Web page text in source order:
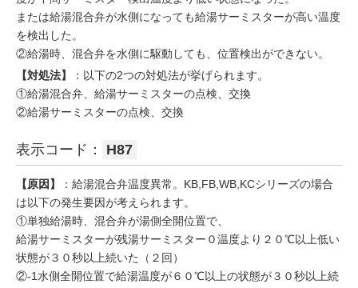
または給湯混合弁が水側になっても給湯サーミスターが高い温度
を検出した。
②給湯時、混合弁を水側に駆動しても、位置検出ができない。
【対処法】
：以下の2つの対処法が挙げられます。
①給湯混合弁、給湯サーミスターの点検、交換
②給湯サーミスターの点検、交換
表示コード： H87
【原因】
：給湯混合弁温度異常。KB,FB,WB,KCシリーズの場合
は以下の発生要因が考えられます。
①単独給湯時、混合弁が湯側全開位置で、
給湯サーミスターが残湯サーミスター０温度より２０℃以上低い
状態が３０秒以上続いた（２回）
②-1水側全開位置で給湯温度が６０℃以上の状態が３０秒以上続